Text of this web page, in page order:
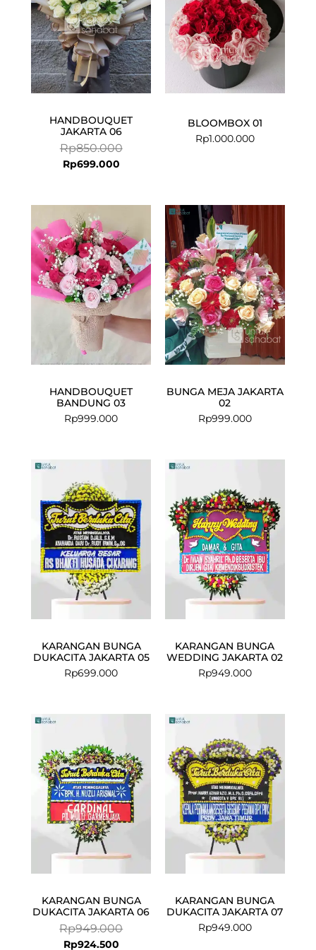
HANDBOUQUET
JAKARTA 06
Rp850.000
Rp699.000
BLOOMBOX 01
Rp1.000.000
HANDBOUQUET
BANDUNG 03
Rp999.000
BUNGA MEJA JAKARTA
02
Rp999.000
KARANGAN BUNGA
DUKACITA JAKARTA 05
Rp699.000
KARANGAN BUNGA
WEDDING JAKARTA 02
Rp949.000
KARANGAN BUNGA
DUKACITA JAKARTA 06
Rp949.000
was:
Rp949.000.
Rp924.500
is:
Rp924.500.
KARANGAN BUNGA
DUKACITA JAKARTA 07
Rp949.000